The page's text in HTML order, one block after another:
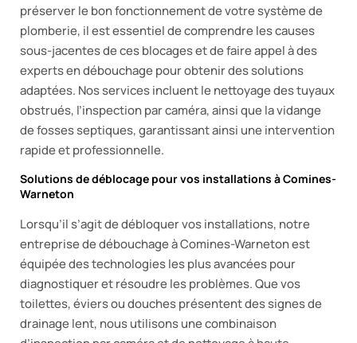
préserver le bon fonctionnement de votre système de
plomberie, il est essentiel de comprendre les causes
sous-jacentes de ces blocages et de faire appel à des
experts en débouchage pour obtenir des solutions
adaptées. Nos services incluent le nettoyage des tuyaux
obstrués, l’inspection par caméra, ainsi que la vidange
de fosses septiques, garantissant ainsi une intervention
rapide et professionnelle.
Solutions de déblocage pour vos installations à Comines-
Warneton
Lorsqu’il s’agit de débloquer vos installations, notre
entreprise de débouchage à Comines-Warneton est
équipée des technologies les plus avancées pour
diagnostiquer et résoudre les problèmes. Que vos
toilettes, éviers ou douches présentent des signes de
drainage lent, nous utilisons une combinaison